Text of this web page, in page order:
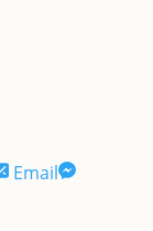
Email